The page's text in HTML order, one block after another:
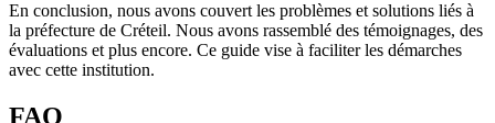
En conclusion, nous avons couvert les problèmes et solutions liés à
la préfecture de Créteil. Nous avons rassemblé des témoignages, des
évaluations et plus encore. Ce guide vise à faciliter les démarches
avec cette institution.
FAQ